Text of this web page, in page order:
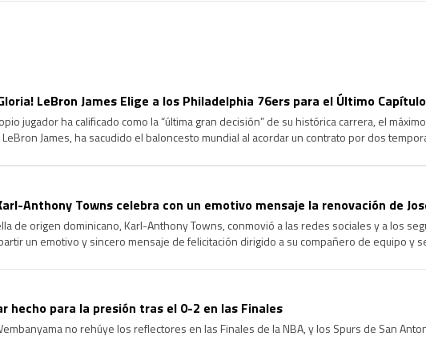
LeBron James Elige a los Philadelphia 76ers para el Último
jugador ha calificado como la “última gran decisión” de su histórica carrera, el
James, ha sacudido el baloncesto mundial al acordar un contrato por dos
Anthony Towns celebra con un emotivo mensaje la renovación de
de origen dominicano, Karl-Anthony Towns, conmovió a las redes sociales y a los
un emotivo y sincero mensaje de felicitación dirigido a su compañero de equipo y
hecho para la presión tras el 0-2 en las Finales
no rehúye los reflectores en las Finales de la NBA, y los Spurs de San